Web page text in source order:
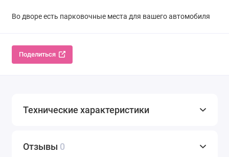
Во дворе есть парковочные места для вашего автомобиля
Поделиться
Технические характеристики
Отзывы 0